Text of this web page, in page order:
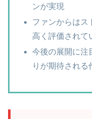
ンが実現
ファンからはス
高く評価されて
今後の展開に注
りが期待される